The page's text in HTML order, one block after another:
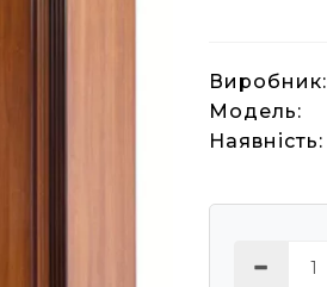
Виробник:
Модель:
Наявність: